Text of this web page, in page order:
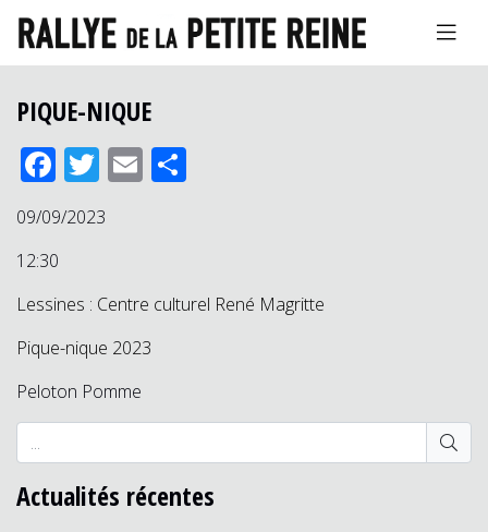
PIQUE-NIQUE
Facebook
Twitter
Email
09/09/2023
12:30
Lessines : Centre culturel René Magritte
Pique-nique 2023
Peloton Pomme
Actualités récentes